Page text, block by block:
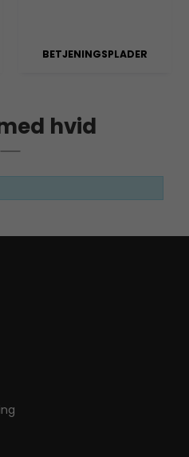
BETJENINGSPLADER
hvid